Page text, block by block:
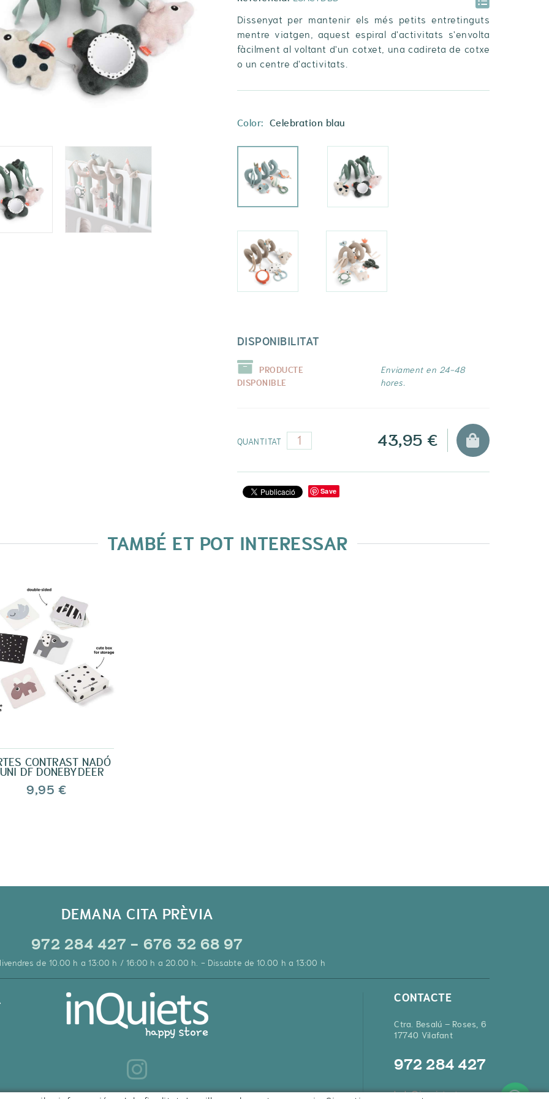
Dissenyat per mantenir els més petits entretinguts
mentre viatgen, aquest espiral d'activitats s'envolta
fàcilment al voltant d'un cotxet, una cadireta de cotxe
o un centre d'activitats.
Color: Celebration blau
DISPONIBILITAT
PRODUCTE
DISPONIBLE
Enviament en 24-48
hores.
QUANTITAT 43,95 €
Save
TAMBÉ ET POT INTERESSAR
CONTRAST NADÓ
DF DONEBYDEER
9,95 €
DEMANA CITA PRÈVIA
972 284 427 - 676 32 68 97
de 10.00 h a 13:00 h / 16:00 h a 20.00 h. - Dissabte de 10.00 h a 13:00 h
CONTACTE
Ctra. Besalú – Roses, 6
17740 Vilafant
972 284 427
hola@inquietsstore.com